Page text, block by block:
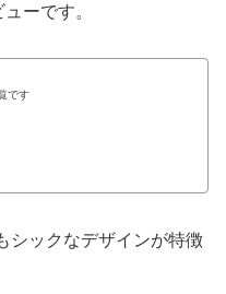
ーです。
です
シックなデザインが特徴